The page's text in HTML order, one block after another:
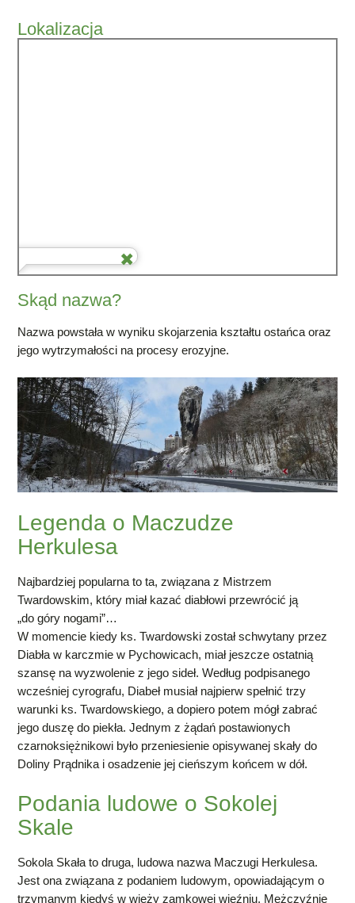
Lokalizacja
Skąd nazwa?
Nazwa powstała w wyniku skojarzenia kształtu ostańca oraz
jego wytrzymałości na procesy erozyjne.
Legenda o Maczudze
Herkulesa
Najbardziej popularna to ta, związana z Mistrzem
Twardowskim, który miał kazać diabłowi przewrócić ją
„do góry nogami”…
W momencie kiedy ks. Twardowski został schwytany przez
Diabła w karczmie w Pychowicach, miał jeszcze ostatnią
szansę na wyzwolenie z jego sideł. Według podpisanego
wcześniej cyrografu, Diabeł musiał najpierw spełnić trzy
warunki ks. Twardowskiego, a dopiero potem mógł zabrać
jego duszę do piekła. Jednym z żądań postawionych
czarnoksiężnikowi było przeniesienie opisywanej skały do
Doliny Prądnika i osadzenie jej cieńszym końcem w dół.
Podania ludowe o Sokolej
Skale
Sokola Skała to druga, ludowa nazwa Maczugi Herkulesa.
Jest ona związana z podaniem ludowym, opowiadającym o
trzymanym kiedyś w wieży zamkowej więźniu. Mężczyźnie